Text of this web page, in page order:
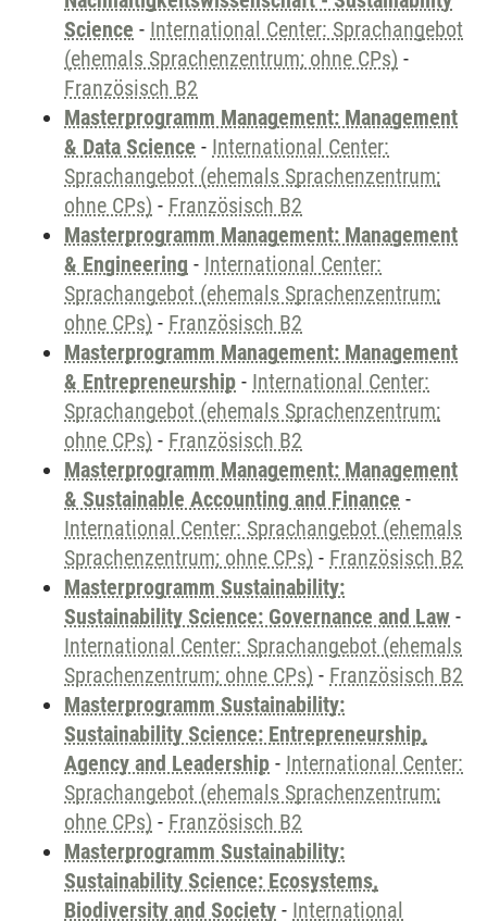
Science - International Center: Sprachangebot
(ehemals Sprachenzentrum; ohne CPs) -
Französisch B2
Masterprogramm Management: Management
& Data Science - International Center:
Sprachangebot (ehemals Sprachenzentrum;
ohne CPs) - Französisch B2
Masterprogramm Management: Management
& Engineering - International Center:
Sprachangebot (ehemals Sprachenzentrum;
ohne CPs) - Französisch B2
Masterprogramm Management: Management
& Entrepreneurship - International Center:
Sprachangebot (ehemals Sprachenzentrum;
ohne CPs) - Französisch B2
Masterprogramm Management: Management
& Sustainable Accounting and Finance -
International Center: Sprachangebot (ehemals
Sprachenzentrum; ohne CPs) - Französisch B2
Masterprogramm Sustainability:
Sustainability Science: Governance and Law -
International Center: Sprachangebot (ehemals
Sprachenzentrum; ohne CPs) - Französisch B2
Masterprogramm Sustainability:
Sustainability Science: Entrepreneurship,
Agency and Leadership - International Center:
Sprachangebot (ehemals Sprachenzentrum;
ohne CPs) - Französisch B2
Masterprogramm Sustainability:
Sustainability Science: Ecosystems,
Biodiversity and Society - International